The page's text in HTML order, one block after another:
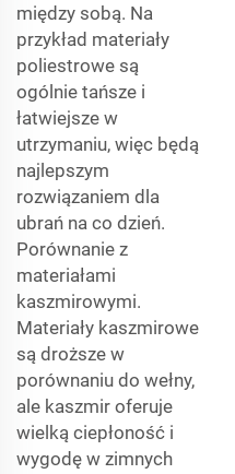
między sobą. Na
przykład materiały
poliestrowe są
ogólnie tańsze i
łatwiejsze w
utrzymaniu, więc będą
najlepszym
rozwiązaniem dla
ubrań na co dzień.
Porównanie z
materiałami
kaszmirowymi.
Materiały kaszmirowe
są droższe w
porównaniu do wełny,
ale kaszmir oferuje
wielką ciepłoność i
wygodę w zimnych